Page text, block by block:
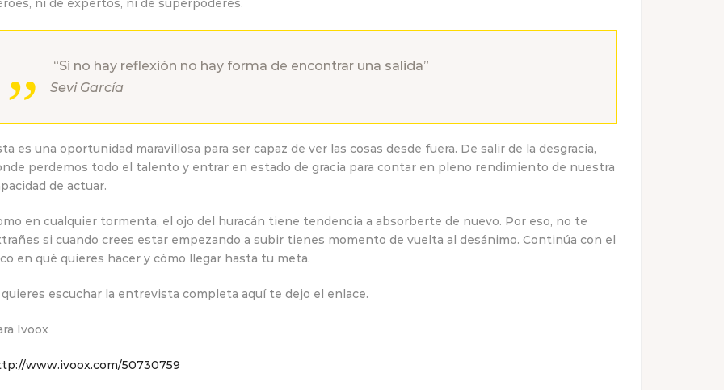
ni de expertos, ni de superpoderes.
“Si no hay reflexión no hay forma de encontrar una salida”
Sevi García
es una oportunidad maravillosa para ser capaz de ver las cosas desde fuera. De salir de la desgracia,
perdemos todo el talento y entrar en estado de gracia para contar en pleno rendimiento de nuestra
de actuar.
en cualquier tormenta, el ojo del huracán tiene tendencia a absorberte de nuevo. Por eso, no te
si cuando crees estar empezando a subir tienes momento de vuelta al desánimo. Continúa con el
en qué quieres hacer y cómo llegar hasta tu meta.
quieres escuchar la entrevista completa aquí te dejo el enlace.
Ivoox
www.ivoox.com/50730759